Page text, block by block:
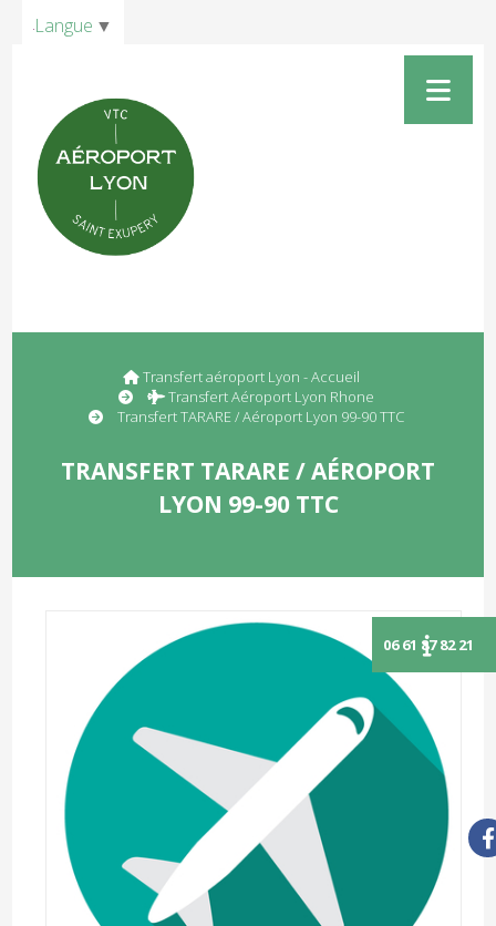
Transfert aéroport Lyon - Accueil
Transfert Aéroport Lyon Rhone
Transfert TARARE / Aéroport Lyon 99-90 TTC
TRANSFERT TARARE / AÉROPORT
LYON 99-90 TTC
Langue ▼